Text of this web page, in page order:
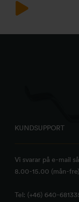
KUNDSUPPORT
Vi svarar på e-mail
8.00-15.00 (mån-fre)
Tel: (+46) 640-